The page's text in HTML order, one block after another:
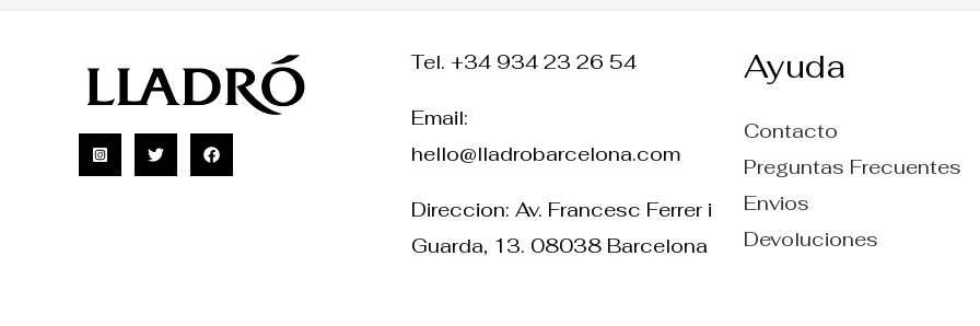
Tel. +34 934 23 26 54
Email:
hello@lladrobarcelona.com
Direccion: Av. Francesc Ferrer i
Guarda, 13. 08038 Barcelona
Ayuda
Contacto
Preguntas Frecuentes
Envios
Devoluciones